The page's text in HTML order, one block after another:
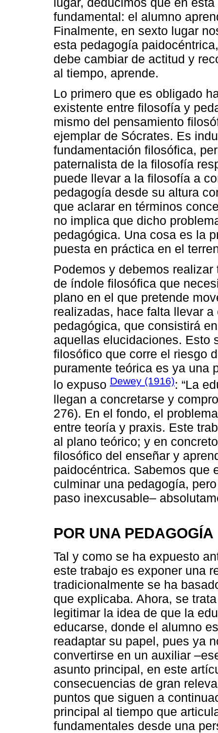
fundamental: el alumno
Finalmente, en sexto lugar
esta pedagogía
debe cambiar de actitud y
al tiempo, aprende.
Lo primero que es obligado
existente entre filosofía y
mismo del pensamiento
ejemplar de Sócrates. Es
fundamentación filosófica,
paternalista de la filosofía
puede llevar a la filosofía a
pedagogía desde su altura
que aclarar en términos
no implica que dicho
pedagógica. Una cosa es la
puesta en práctica en el
Podemos y debemos
de índole filosófica que
plano en el que pretende
realizadas, hace falta llevar
pedagógica, que consistirá
aquellas elucidaciones. Esto
filosófico que corre el riesgo
puramente teórica es ya una
lo expuso Dewey (1916): “La
llegan a concretarse y
276). En el fondo, el
entre teoría y praxis. Este
al plano teórico; y en
filosófico del enseñar y
paidocéntrica. Sabemos que
culminar una pedagogía,
paso inexcusable–
POR UNA
Tal y como se ha expuesto
este trabajo es exponer una
tradicionalmente se ha
que explicaba. Ahora, se
legitimar la idea de que la
educarse, donde el alumno
readaptar su papel, pues ya
convertirse en un auxiliar
asunto principal, en este
consecuencias de gran
puntos que siguen a
principal al tiempo que
fundamentales desde una